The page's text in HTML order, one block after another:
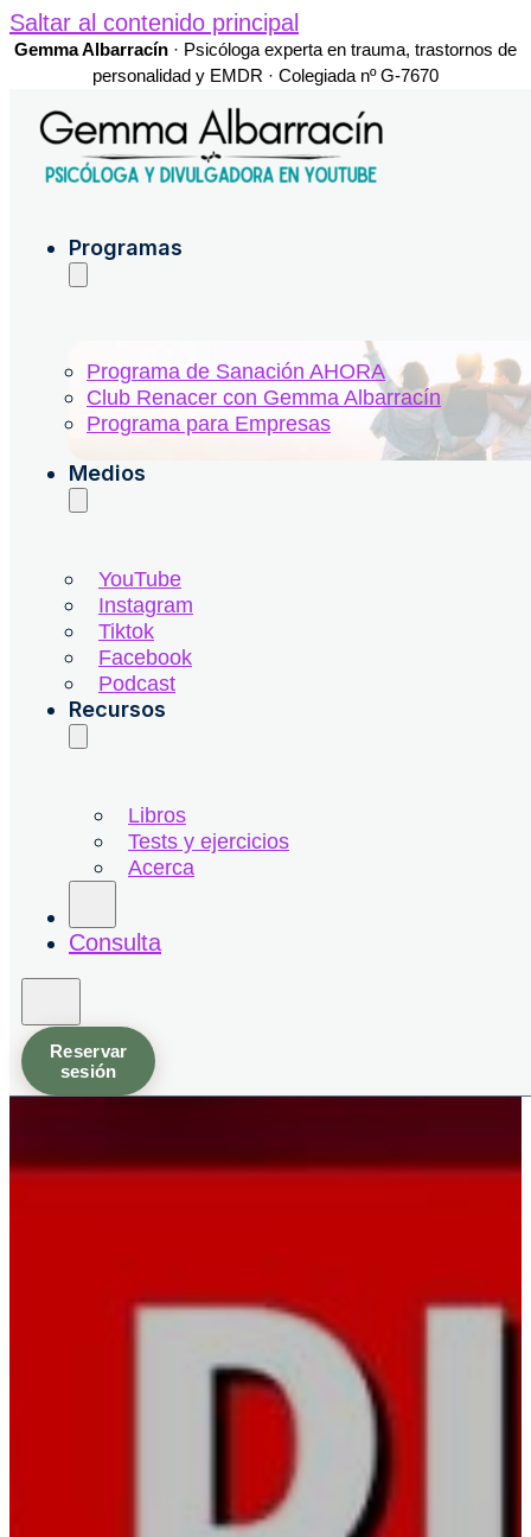
Saltar al contenido principal
Gemma Albarracín · Psicóloga experta en trauma, trastornos de
personalidad y EMDR · Colegiada nº G-7670
Programas
Programa de Sanación AHORA
Club Renacer con Gemma Albarracín
Programa para Empresas
Medios
YouTube
Instagram
Tiktok
Facebook
Podcast
Recursos
Libros
Tests y ejercicios
Acerca
Consulta
Reservar
sesión